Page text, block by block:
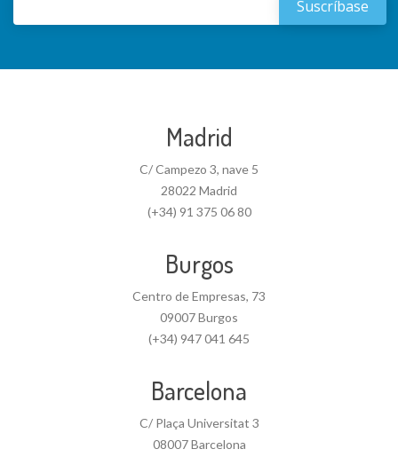
Madrid
C/ Campezo 3, nave 5
28022 Madrid
(+34) 91 375 06 80
Burgos
Centro de Empresas, 73
09007 Burgos
(+34) 947 041 645
Barcelona
C/ Plaça Universitat 3
08007 Barcelona